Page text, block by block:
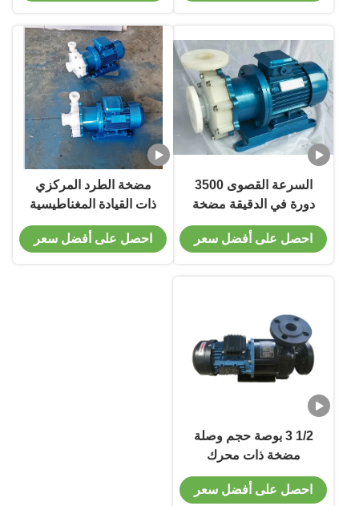
السرعة القصوى 3500
دورة في الدقيقة مضخة
محرك مغناطيسي غلاف
حديدي مخصص لنقل
احصل على أفضل سعر
مضخة الطرد المركزي
ذات القيادة المغناطيسية
مع تدفق الفلور
البلاستيكي من خلال
احصل على أفضل سعر
1/2 3 بوصة حجم وصلة
مضخة ذات محرك
مغناطيسي من الفولاذ
المقاوم للصدأ باللون
احصل على أفضل سعر